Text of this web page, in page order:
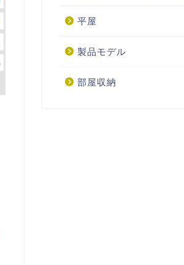
平屋
製品モデル
部屋収納